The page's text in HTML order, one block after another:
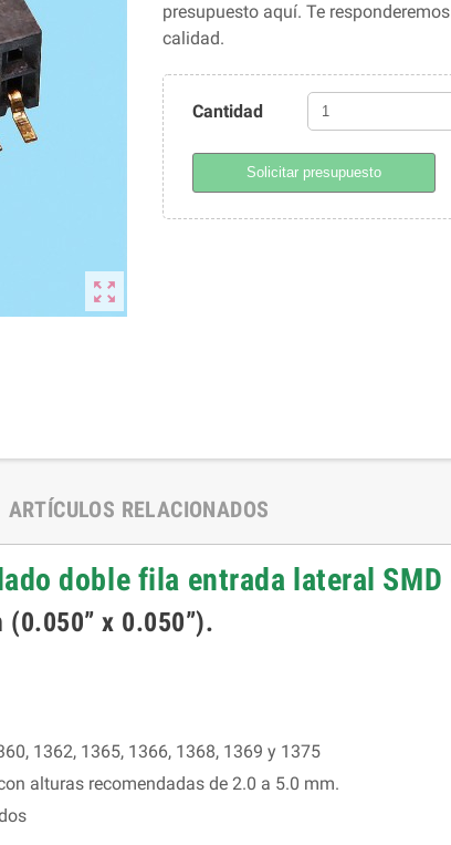

presupuesto aquí. Te
calidad.
Cantidad
Solicitar presupuesto
ARTÍCULOS RELACIONADOS
doble fila entrada lateral
(0.050” x 0.050”).
1362, 1365, 1366, 1368, 1369 y 1375
alturas recomendadas de 2.0 a 5.0 mm.